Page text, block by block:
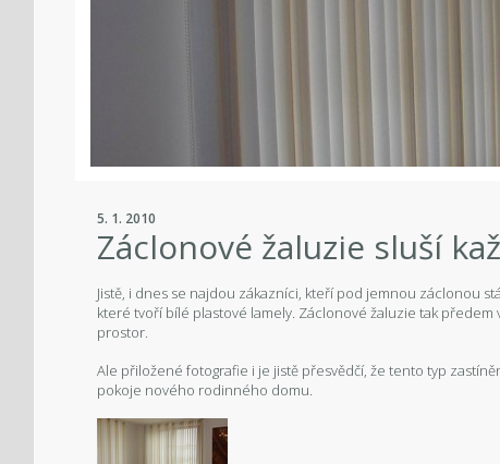
5. 1. 2010
Záclonové žaluzie sluší
Jistě, i dnes se najdou zákazníci, kteří pod jemnou záclonou
které tvoří bílé plastové lamely. Záclonové žaluzie tak
prostor.
Ale přiložené fotografie i je jistě přesvědčí, že tento typ
pokoje nového rodinného domu.